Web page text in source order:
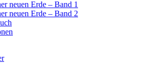
neuen Erde – Band 1
neuen Erde – Band 2